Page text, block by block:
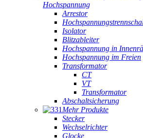
Hochspannung
Arrestor
Isolator
Blitzableiter
Hochspannung in
Hochspannung im Freien
Transformator
CT
VT
Transformator
Abschaltsicherung
Mehr Produkte
Stecker
Wechselrichter
Glocke